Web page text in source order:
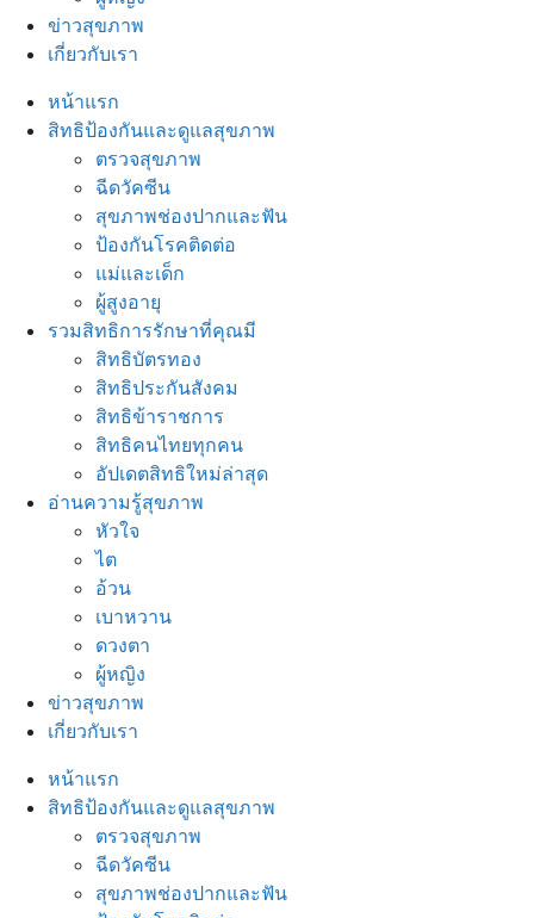
ข่าวสุขภาพ
เกี่ยวกับเรา
หน้าแรก
สิทธิป้องกันและดูแลสุขภาพ
ตรวจสุขภาพ
ฉีดวัคซีน
สุขภาพช่องปากและฟัน
ป้องกันโรคติดต่อ
แม่และเด็ก
ผู้สูงอายุ
รวมสิทธิการรักษาที่คุณมี
สิทธิบัตรทอง
สิทธิประกันสังคม
สิทธิข้าราชการ
สิทธิคนไทยทุกคน
อัปเดตสิทธิใหม่ล่าสุด
อ่านความรู้สุขภาพ
หัวใจ
ไต
อ้วน
เบาหวาน
ดวงตา
ผู้หญิง
ข่าวสุขภาพ
เกี่ยวกับเรา
หน้าแรก
สิทธิป้องกันและดูแลสุขภาพ
ตรวจสุขภาพ
ฉีดวัคซีน
สุขภาพช่องปากและฟัน